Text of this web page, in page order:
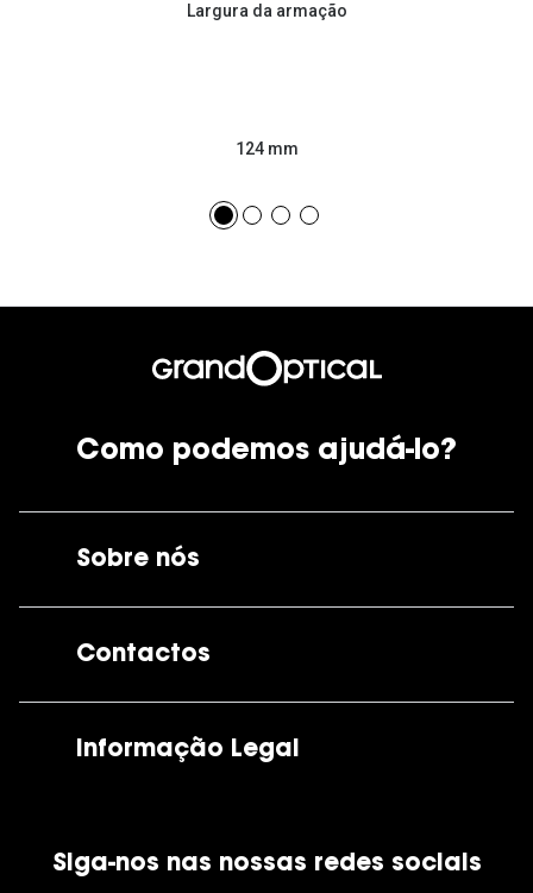
Largura da armação
124 mm
Como podemos ajudá-lo?
Sobre nós
Contactos
Informação Legal
Política de Cookies
Siga-nos nas nossas redes sociais